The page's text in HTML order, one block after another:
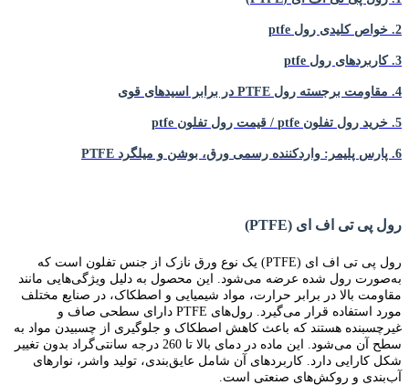
2. خواص کلیدی رول ptfe
3. کاربردهای رول ptfe
4. مقاومت برجسته رول PTFE در برابر اسیدهای قوی
5. خرید رول تفلون ptfe / قیمت رول تفلون ptfe
6. پارس پلیمر: واردکننده رسمی ورق، بوشن و میلگرد PTFE
رول پی تی اف ای (PTFE)
رول پی تی اف ای (PTFE) یک نوع ورق نازک از جنس تفلون است که
به‌صورت رول شده عرضه می‌شود. این محصول به دلیل ویژگی‌هایی مانند
مقاومت بالا در برابر حرارت، مواد شیمیایی و اصطکاک، در صنایع مختلف
مورد استفاده قرار می‌گیرد. رول‌های PTFE دارای سطحی صاف و
غیرچسبنده هستند که باعث کاهش اصطکاک و جلوگیری از چسبیدن مواد به
سطح آن می‌شود. این ماده در دمای بالا تا 260 درجه سانتی‌گراد بدون تغییر
شکل کارایی دارد. کاربردهای آن شامل عایق‌بندی، تولید واشر، نوارهای
آب‌بندی و روکش‌های صنعتی است.